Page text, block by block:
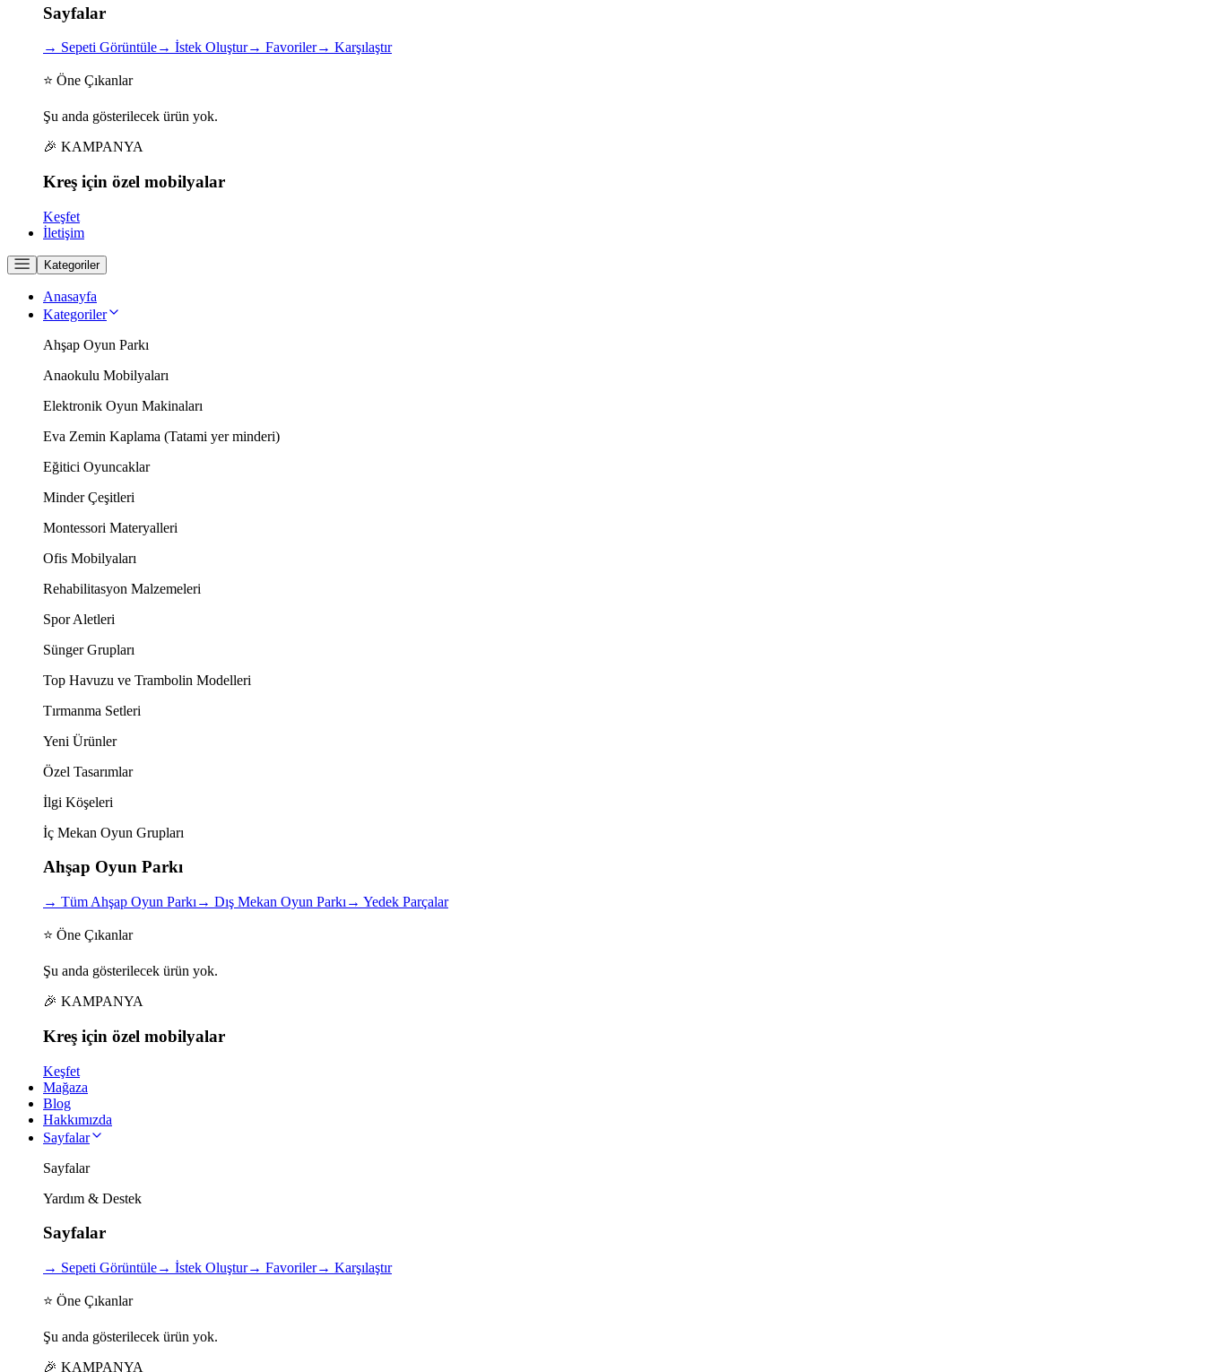
Sayfalar
→ Sepeti Görüntüle→ İstek Oluştur→ Favoriler→ Karşılaştır
⭐ Öne Çıkanlar
Şu anda gösterilecek ürün yok.
🎉 KAMPANYA
Kreş için özel mobilyalar
Keşfet
İletişim
Kategoriler
Anasayfa
Kategoriler
Ahşap Oyun Parkı
Anaokulu Mobilyaları
Elektronik Oyun Makinaları
Eva Zemin Kaplama (Tatami yer minderi)
Eğitici Oyuncaklar
Minder Çeşitleri
Montessori Materyalleri
Ofis Mobilyaları
Rehabilitasyon Malzemeleri
Spor Aletleri
Sünger Grupları
Top Havuzu ve Trambolin Modelleri
Tırmanma Setleri
Yeni Ürünler
Özel Tasarımlar
İlgi Köşeleri
İç Mekan Oyun Grupları
Ahşap Oyun Parkı
→ Tüm Ahşap Oyun Parkı → Dış Mekan Oyun Parkı → Yedek Parçalar
⭐ Öne Çıkanlar
Şu anda gösterilecek ürün yok.
🎉 KAMPANYA
Kreş için özel mobilyalar
Keşfet
Mağaza
Blog
Hakkımızda
Sayfalar
Sayfalar
Yardım & Destek
Sayfalar
→ Sepeti Görüntüle→ İstek Oluştur→ Favoriler→ Karşılaştır
⭐ Öne Çıkanlar
Şu anda gösterilecek ürün yok.
🎉 KAMPANYA